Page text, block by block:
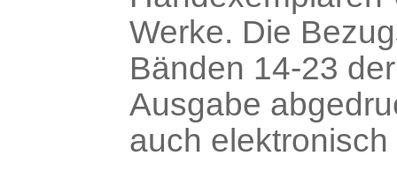
Werke. Die
Bänden 14-23
Ausgabe
auch